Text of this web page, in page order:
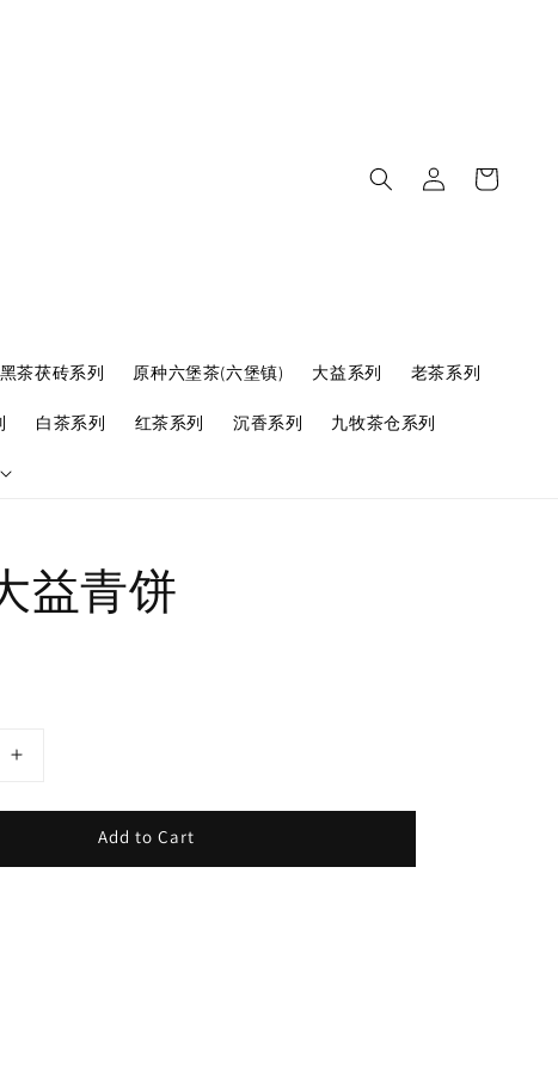
黑茶茯砖系列 原种六堡茶(六堡镇) 大益系列 老茶系列
白茶系列 红茶系列 沉香系列 九牧茶仓系列
益青饼
Add to Cart